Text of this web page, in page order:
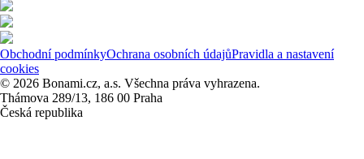
Obchodní podmínkyOchrana osobních údajůPravidla a nastavení
cookies
© 2026 Bonami.cz, a.s. Všechna práva vyhrazena.
Thámova 289/13, 186 00 Praha
Česká republika